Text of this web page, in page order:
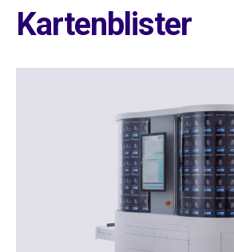
Kartenblister